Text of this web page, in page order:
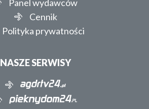
Panel wydawców
Cennik
Polityka prywatności
NASZE SERWISY